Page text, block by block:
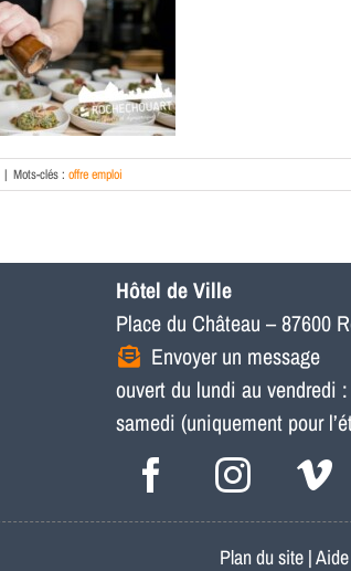
| Mots-clés : offre emploi
Hôtel de Ville
Place du Château – 87600
Envoyer un message
ouvert du lundi au vendredi
samedi (uniquement pour
Plan du site |